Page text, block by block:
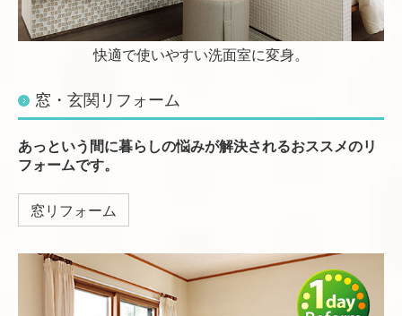
快適で使いやすい洗面室に変身。
窓・玄関リフォーム
あっという間に暮らしの悩みが解決されるおススメのリ
フォームです。
窓リフォーム